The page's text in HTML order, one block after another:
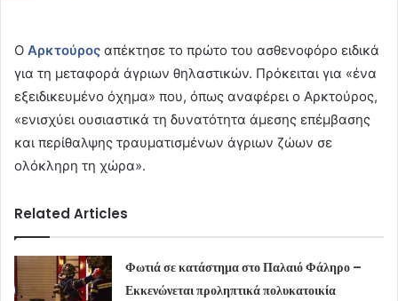
Ο Αρκτούρος απέκτησε το πρώτο του ασθενοφόρο ειδικά
για τη μεταφορά άγριων θηλαστικών. Πρόκειται για «ένα
εξειδικευμένο όχημα» που, όπως αναφέρει ο Αρκτούρος,
«ενισχύει ουσιαστικά τη δυνατότητα άμεσης επέμβασης
και περίθαλψης τραυματισμένων άγριων ζώων σε
ολόκληρη τη χώρα».
Related Articles
Φωτιά σε κατάστημα στο Παλαιό Φάληρο –
Εκκενώνεται προληπτικά πολυκατοικία